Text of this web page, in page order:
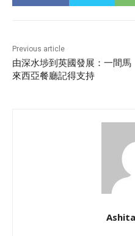
Previous article
由深水埗到英國發展：一間馬
來西亞餐廳記得支持